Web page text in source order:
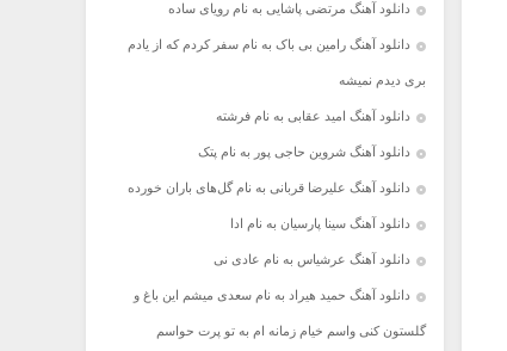
دانلود آهنگ مرتضی پاشایی به نام رویای ساده
دانلود آهنگ رامین بی باک به نام سفر کردم که از یادم
بری دیدم نمیشه
دانلود آهنگ امید عقابی به نام فرشته
دانلود آهنگ شروین حاجی پور به نام پتک
دانلود آهنگ علیرضا قربانی به نام گل‌های باران خورده
دانلود آهنگ سینا پارسیان به نام ادا
دانلود آهنگ عرشیاس به نام عادی نی
دانلود آهنگ حمید هیراد به نام سعدی میشم این باغ و
گلستون کنی واسم خیام زمانه ام به تو پرت حواسم